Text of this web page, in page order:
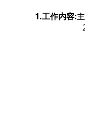
1.工作内容: